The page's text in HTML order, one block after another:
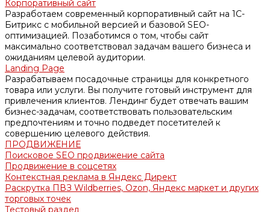
Корпоративный сайт
Разработаем современный корпоративный сайт на 1С-
Битрикс с мобильной версией и базовой SEO-
оптимизацией. Позаботимся о том, чтобы сайт
максимально соответствовал задачам вашего бизнеса и
ожиданиям целевой аудитории.
Landing Page
Разрабатываем посадочные страницы для конкретного
товара или услуги. Вы получите готовый инструмент для
привлечения клиентов. Лендинг будет отвечать вашим
бизнес-задачам, соответствовать пользовательским
предпочтениям и точно подведет посетителей к
совершению целевого действия.
ПРОДВИЖЕНИЕ
Поисковое SEO продвижение сайта
Продвижение в соцсетях
Контекстная реклама в Яндекс Директ
Раскрутка ПВЗ Wildberries, Ozon, Яндекс маркет и других
торговых точек
Тестовый раздел